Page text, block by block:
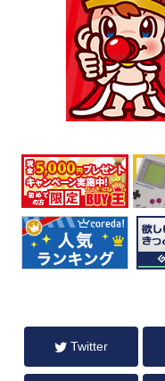
Twitter